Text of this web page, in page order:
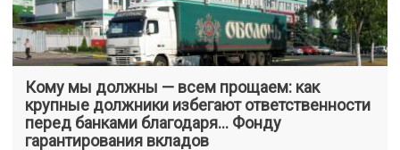
Кому мы должны — всем прощаем: как
крупные должники избегают ответственности
перед банками благодаря… Фонду
гарантирования вкладов